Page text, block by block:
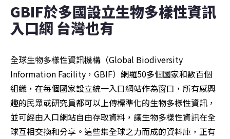
GBIF於多國設立生物多樣性資訊
入口網 台灣也有
全球生物多樣性資訊機構（Global Biodiversity
Information Facility，GBIF）網羅50多個國家和數百個
組織，在每個國家設立統一入口網站作為窗口，所有感興
趣的民眾或研究員都可以上傳標準化的生物多樣性資訊，
並可經由入口網站自由存取資料，讓生物多樣性資訊在全
球互相交換和分享。這些集全球之力而成的資料庫，正有